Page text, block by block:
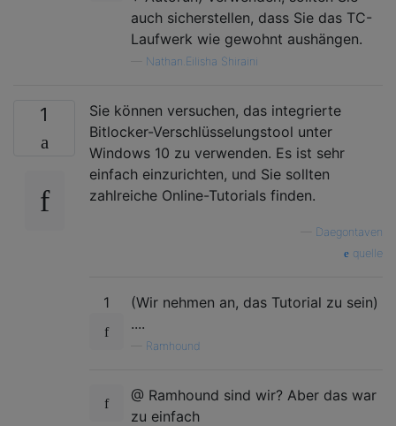
auch sicherstellen, dass Sie das TC-
Laufwerk wie gewohnt aushängen.
Nathan.Eilisha Shiraini
1
Sie können versuchen, das integrierte
Bitlocker-Verschlüsselungstool unter
Windows 10 zu verwenden. Es ist sehr
einfach einzurichten, und Sie sollten
zahlreiche Online-Tutorials finden.
Daegontaven
quelle
1
(Wir nehmen an, das Tutorial zu sein)
....
Ramhound
@ Ramhound sind wir? Aber das war
zu einfach